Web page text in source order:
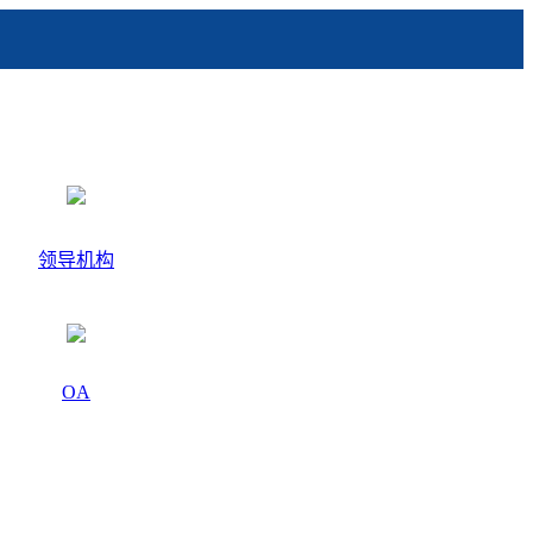
领导机构
OA